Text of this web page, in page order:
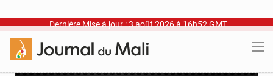
Dernière Mise à jour : 3 août 2026 à 16h52 GMT